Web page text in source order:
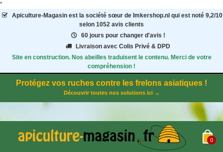
"
Apiculture-Magasinest la société sœur de Imkershop.nl qui est noté 9,2/10
selon 1052 avis clients
60 jours pour changer d'avis !
Livraison avec Colis Privé & DPD
Site en construction. Nos abeilles traduisent le contenu. Merci de votre
compréhension !
Protégez vos ruches contre les frelons asiatiques !
Découvrir toutes nos solutions ici →
0